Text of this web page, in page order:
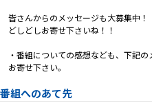
皆さんからのメッセージも大募集中！
どしどしお寄せ下さいね！！
・番組についての感想なども、下記
お寄せ下さい。
番組へのあて先